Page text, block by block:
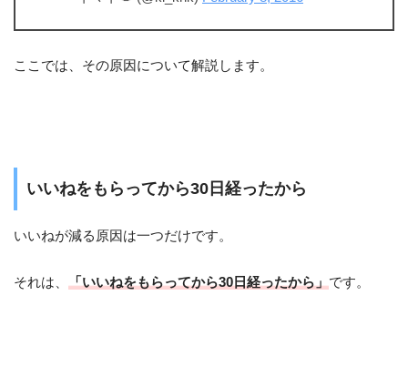
ここでは、その原因について解説します。
いいねをもらってから30日経ったから
いいねが減る原因は一つだけです。
それは、 「いいねをもらってから30日経ったから」 です。